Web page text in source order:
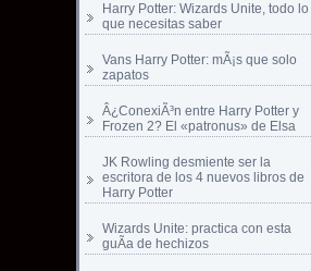
Harry Potter: Wizards Unite, todo lo
que necesitas saber
Vans Harry Potter: mÃ¡s que solo
zapatos
Â¿ConexiÃ³n entre Harry Potter y
Frozen 2? El «patronus» de Elsa
JK Rowling desmiente ser la
escritora de los 4 nuevos libros de
Harry Potter
Wizards Unite: practica con esta
guÃ­a de hechizos